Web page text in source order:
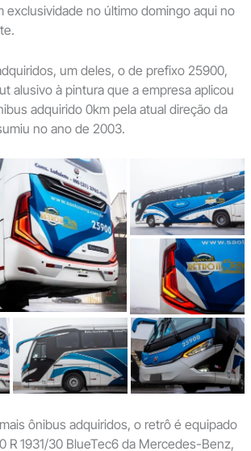
exclusividade no último domingo aqui no
um deles, o de prefixo 25900,
alusivo à pintura que a empresa aplicou
adquirido 0km pela atual direção da
no ano de 2003.
ônibus adquiridos, o retrô é equipado
R 1931/30 BlueTec6 da Mercedes-Benz,